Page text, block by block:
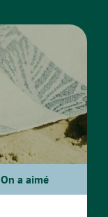
On a aimé